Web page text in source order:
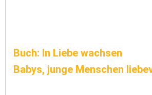
Buch: In Liebe wachsen
Babys, junge Menschen